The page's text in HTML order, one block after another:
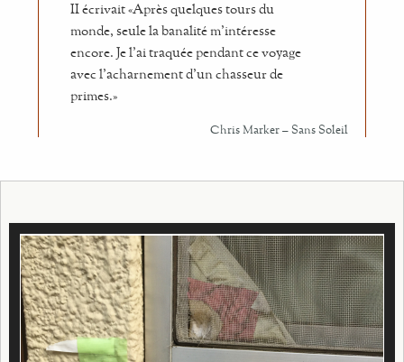
II écrivait «Après quelques tours du
monde, seule la banalité m’intéresse
encore. Je l’ai traquée pendant ce voyage
avec l’acharnement d’un chasseur de
primes.»